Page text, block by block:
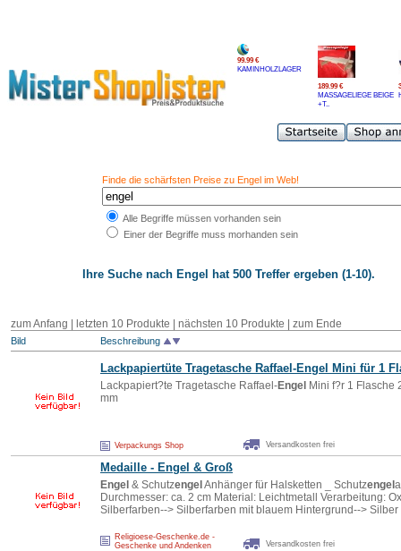
99.99 €
KAMINHOLZLAGER
189.99 €
MASSAGELIEGE BEIGE
+T..
Finde die schärfsten Preise zu Engel im Web!
Alle Begriffe müssen vorhanden sein
Einer der Begriffe muss morhanden sein
Ihre Suche nach Engel hat 500 Treffer ergeben (1-10).
zum Anfang | letzten 10 Produkte | nächsten 10 Produkte zum Ende
Bild Beschreibung
Lackpapiertüte Tragetasche Raffael-Engel Mini für 1
Lackpapiert?te Tragetasche Raffael-Engel Mini f?r 1 Flasche
mm
Verpackungs Shop Versandkosten frei
Medaille - Engel & Groß
Engel & Schutzengel Anhänger für Halsketten _ Schutzengel
Durchmesser: ca. 2 cm Material: Leichtmetall Verarbeitung:
Silberfarben--> Silberfarben mit blauem Hintergrund--> Silber
Religioese-Geschenke.de -
Geschenke und Andenken
Versandkosten frei